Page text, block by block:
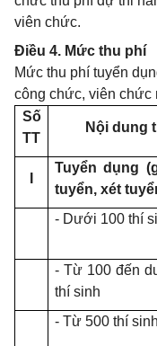
viên chức.
Điều 4. Mức thu phí
Mức thu phí tuyển
công chức, viên chức
Số
TT
Nội dung
Tuyển dụng
tuyển, xét
- Dưới 100 thí
- Từ 100 đến
thí sinh
- Từ 500 thí